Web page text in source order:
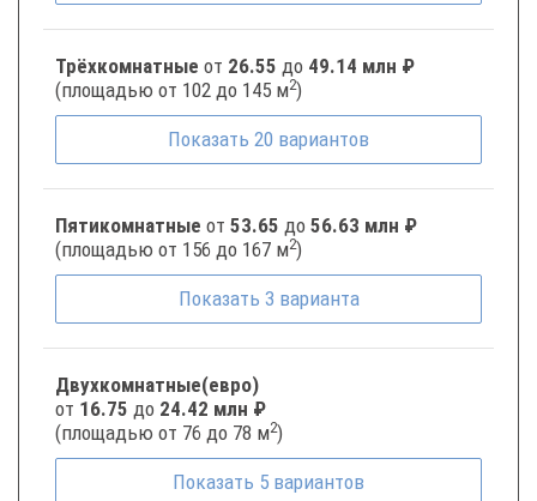
Трёхкомнатные от 26.55 до 49.14 млн ₽
(площадью от 102 до 145 м2)
Показать 20 вариантов
Пятикомнатные от 53.65 до 56.63 млн ₽
(площадью от 156 до 167 м2)
Показать 3 варианта
Двухкомнатные(евро)
от 16.75 до 24.42 млн ₽
(площадью от 76 до 78 м2)
Показать 5 вариантов